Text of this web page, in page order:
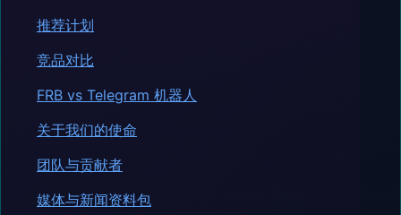
推荐计划
竞品对比
FRB vs Telegram 机器人
关于我们的使命
团队与贡献者
媒体与新闻资料包